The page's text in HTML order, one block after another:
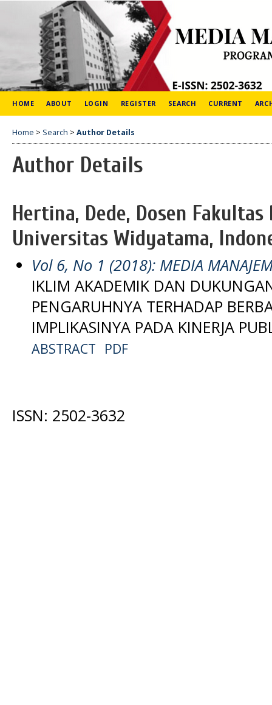
HOME ABOUT LOGIN REGISTER SEARCH CURRENT
Home > Search > Author Details
Author Details
Hertina, Dede, Dosen
Universitas Widyatama,
Vol 6, No 1 (2018): MEDIA
IKLIM AKADEMIK DAN
PENGARUHNYA TERHADAP
IMPLIKASINYA PADA KINERJA
ABSTRACT PDF
ISSN: 2502-3632